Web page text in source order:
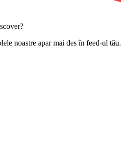
noastre apar mai des în feed-ul tău.